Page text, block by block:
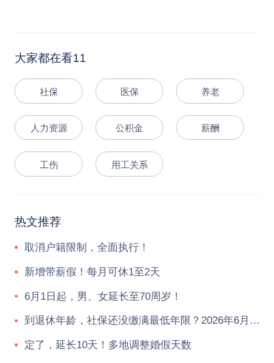
大家都在看11
社保 医保 养老
人力资源 公积金 薪酬
工伤 用工关系
热文推荐
取消户籍限制，全面执行！
新增带薪假！每月可休1至2天
6月1日起，男、女延长至70周岁！
到退休年龄，社保还没缴满最低年限？2026年6月起，统一按新规执行！
定了，延长10天！多地调整婚假天数